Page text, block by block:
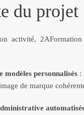
du projet
activité,
modèles personnalisés:
de marque